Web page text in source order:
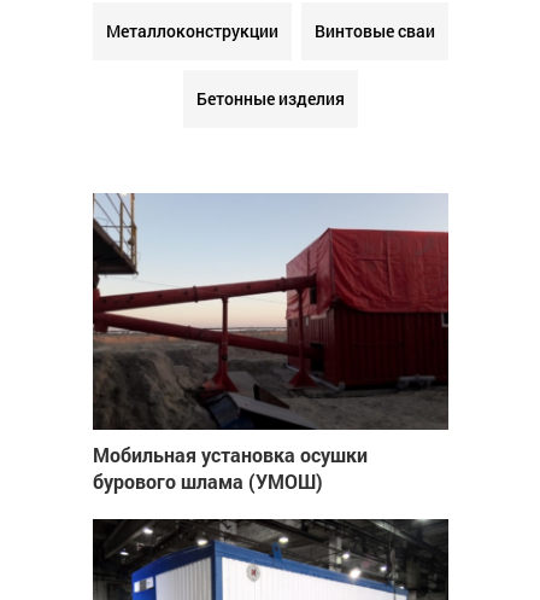
Металлоконструкции Винтовые сваи
Бетонные изделия
Мобильная установка осушки
бурового шлама (УМОШ)